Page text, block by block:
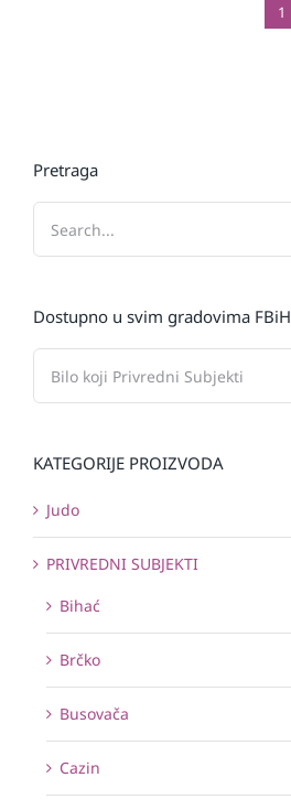
1
Pretraga
Dostupno u svim gradovima FBiH
KATEGORIJE PROIZVODA
Judo
PRIVREDNI SUBJEKTI
Bihać
Brčko
Busovača
Cazin